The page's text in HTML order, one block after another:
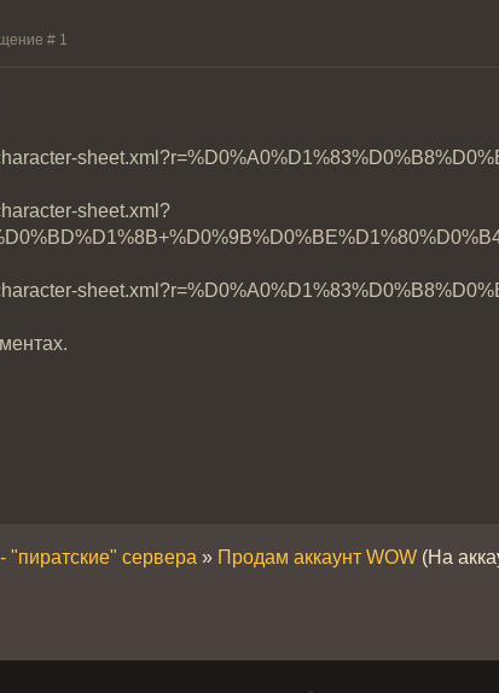
# 1
sheet.xml?
"пиратские" сервера » Продам аккаунт WOW (На